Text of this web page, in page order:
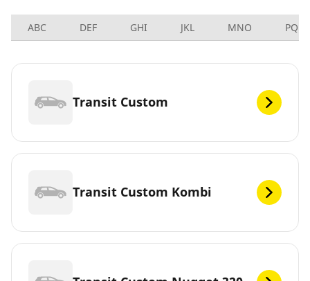
ABC DEF GHI JKL MNO PQRS
Transit Custom
Transit Custom Kombi